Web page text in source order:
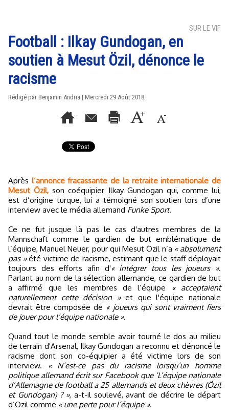
SUR LE VIF
Football : Ilkay Gundogan, en
soutien à Mesut Özil, dénonce le
racisme
Rédigé par Benjamin Andria | Mercredi 29 Août 2018
Après l’annonce fracassante de la retraite internationale de
Mesut Özil, son coéquipier Ilkay Gundogan qui, comme lui,
est d’origine turque, lui a témoigné son soutien lors d’une
interview avec le média allemand Funke Sport.
Ce ne fut jusque là pas le cas d'autres membres de la
Mannschaft comme le gardien de but emblématique de
l’équipe, Manuel Neuer, pour qui Mesut Özil n’a « absolument
pas »été victime de racisme, estimant que le staff déployait
toujours des efforts afin d'« intégrer tous les joueurs ».
Parlant au nom de la sélection allemande, ce gardien de but
a affirmé que les membres de l’équipe
« acceptaient
naturellement cette décision »et que l'équipe nationale
devrait être composée de « joueurs qui sont vraiment fiers
de jouer pour l’équipe nationale ».
Quand tout le monde semble avoir tourné le dos au milieu
de terrain d'Arsenal, Ilkay Gundogan a reconnu et dénoncé le
racisme dont son co-équipier a été victime lors de son
interview.
« N’est-ce pas du racisme lorsqu’un homme
politique allemand écrit sur Facebook que ‘L’équipe nationale
d’Allemagne de football a 25 allemands et deux chèvres (Özil
et Gundogan) ? », a-t-il soulevé, avant de décrire le départ
d’Ozil comme « une perte pour l’équipe ».